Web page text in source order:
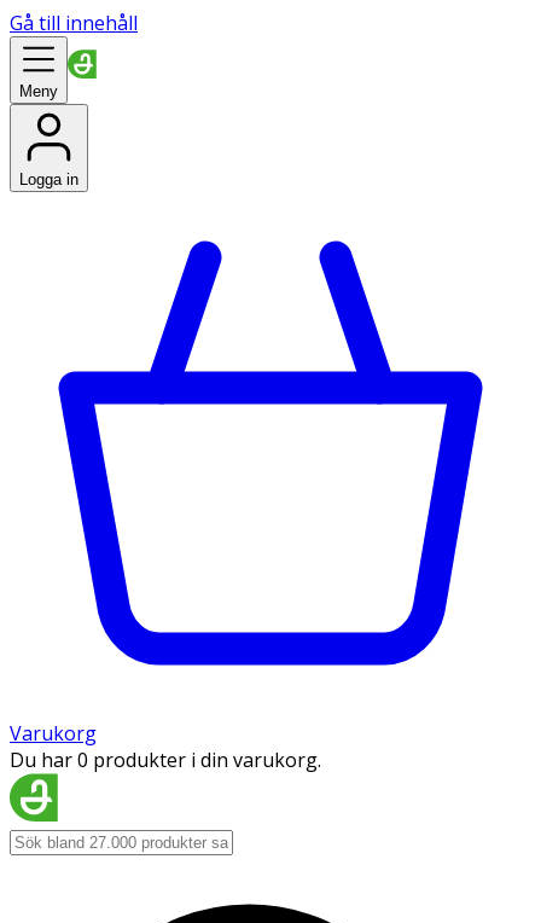
Gå till innehåll
Meny
Logga in
Varukorg
Du har 0 produkter i din varukorg.